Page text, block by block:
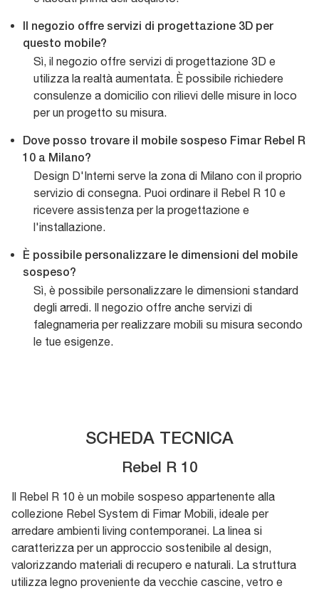
Il negozio offre servizi di progettazione 3D per
questo mobile?
Sì, il negozio offre servizi di progettazione 3D e
utilizza la realtà aumentata. È possibile richiedere
consulenze a domicilio con rilievi delle misure in loco
per un progetto su misura.
Dove posso trovare il mobile sospeso Fimar Rebel R
10 a Milano?
Design D'Interni serve la zona di Milano con il proprio
servizio di consegna. Puoi ordinare il Rebel R 10 e
ricevere assistenza per la progettazione e
l'installazione.
È possibile personalizzare le dimensioni del mobile
sospeso?
Sì, è possibile personalizzare le dimensioni standard
degli arredi. Il negozio offre anche servizi di
falegnameria per realizzare mobili su misura secondo
le tue esigenze.
SCHEDA TECNICA
Rebel R 10
Il Rebel R 10 è un mobile sospeso appartenente alla
collezione Rebel System di Fimar Mobili, ideale per
arredare ambienti living contemporanei. La linea si
caratterizza per un approccio sostenibile al design,
valorizzando materiali di recupero e naturali. La struttura
utilizza legno proveniente da vecchie cascine, vetro e